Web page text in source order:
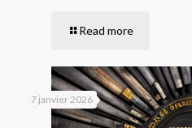
Read more
7 janvier 2026